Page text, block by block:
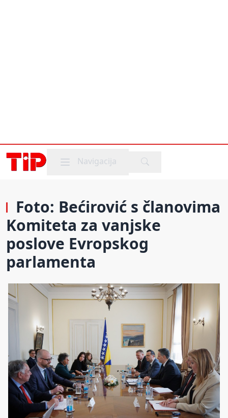
Mobile menu
Navigacija
Foto: Bećirović s članovima
Komiteta za vanjske
poslove Evropskog
parlamenta